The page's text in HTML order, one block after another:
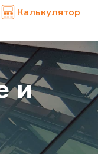
Калькулятор
и